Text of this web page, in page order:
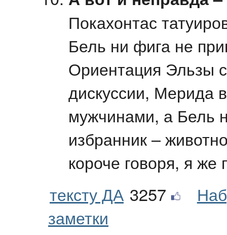
Покахонтас
Бель ни фига не
Ориентация Эльзы
дискуссии, Мерида
мужчинами, а Бель
избранник –
короче говоря, я
тексту ДА 3257
заметки